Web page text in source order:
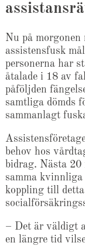
Nu på morgonen
assistensfusk
personerna har
åtalade i 18 av
påföljden
samtliga dömds
sammanlagt
behov hos
bidrag. Nästa
samma
koppling till
– Det är väldigt
en längre tid